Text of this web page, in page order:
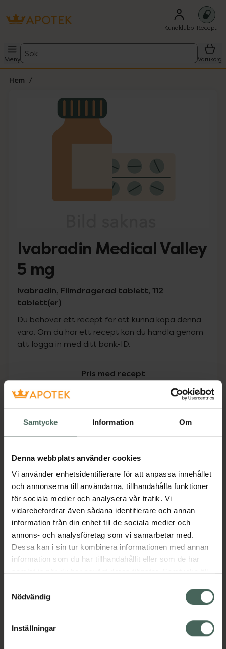
Samtycke Information Om
Denna webbplats använder cookies
Vi använder enhetsidentifierare för att anpassa innehållet
och annonserna till användarna, tillhandahålla funktioner
för sociala medier och analysera vår trafik. Vi
vidarebefordrar även sådana identifierare och annan
information från din enhet till de sociala medier och
annons- och analysföretag som vi samarbetar med.
Dessa kan i sin tur kombinera informationen med annan
information som du har tillhandahållit eller som de har
samlat in när du har använt deras tjänster. Samtycke till
återkalla ditt samtycke via webbplatsens
cookieinställningar. Ett återkallat samtycke påverkar inte
lagligheten av behandling som skett innan återkallelsen.
Nödvändig
Inställningar
Kundklubb Recept
Meny
Sök
Varukorg
Hem
Lista: . Innehåller 1 objekt.
Ivabradin Medical Valley
5 mg
Ivabradin, Filmdragerad tablett, 112
tablett(er)
Du behöver ett recept för att kunna köpa denna
vara. Om du har ett recept kan du handla genom
att logga in med ditt bank-ID.
Pris med recept
522,50 kr
I apotek:522,50 kr
Köp via ditt recept
Aktuella erbjudanden
Beskrivning Dölj
EAN:07350124331904
Kronans Apotek finns här för dig. Du hittar oss från Skåne i